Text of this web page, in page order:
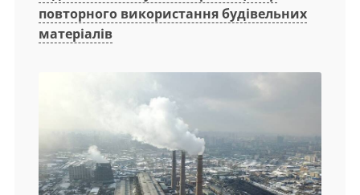
повторного використання будівельних
матеріалів